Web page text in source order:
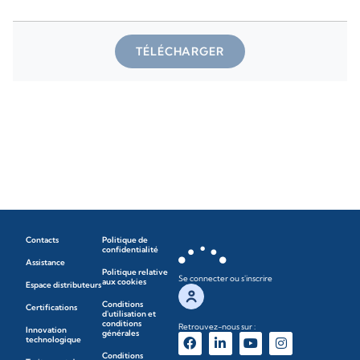
TÉLÉCHARGER
Contacts
Assistance
Espace distributeurs
Certifications
Innovation
technologique
Politique de
confidentialité
Politique relative
aux cookies
Conditions
d'utilisation et
conditions
générales
Conditions
Se connecter ou s'inscrire
Retrouvez-nous sur :